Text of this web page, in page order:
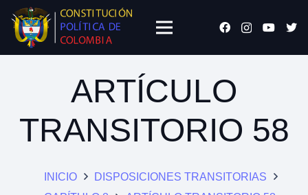
ARTÍCULO
TRANSITORIO 58
INICIO
DISPOSICIONES TRANSITORIAS